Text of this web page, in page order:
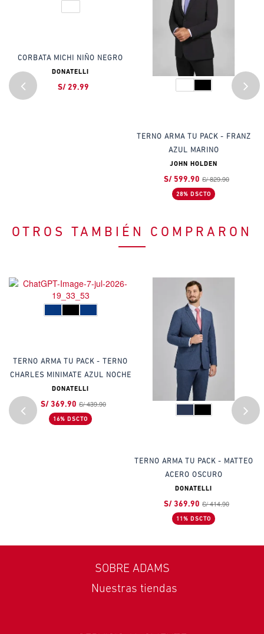
CORBATA MICHI NIÑO NEGRO
DONATELLI
S/ 29.99
TERNO ARMA TU PACK - FRANZ
AZUL MARINO
JOHN HOLDEN
S/ 599.90 S/ 829.90
28% DSCTO
OTROS TAMBIÉN COMPRARON
TERNO ARMA TU PACK - TERNO
CHARLES MINIMATE AZUL NOCHE
DONATELLI
S/ 369.90 S/ 439.90
16% DSCTO
TERNO ARMA TU PACK - MATTEO
ACERO OSCURO
DONATELLI
S/ 369.90 S/ 414.90
11% DSCTO
SOBRE ADAMS
Nuestras tiendas